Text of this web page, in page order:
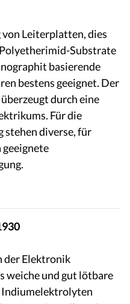
Leiterplatten, dies
Substrate
basierende
bestens geeignet. Der
durch eine
Für die
stehen diverse, für
geeignete
der Elektronik
weiche und gut lötbare
Indiumelektrolyten